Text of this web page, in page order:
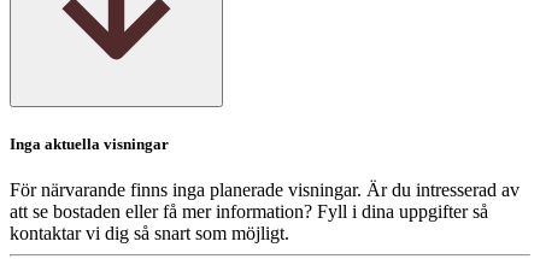
Inga aktuella visningar
För närvarande finns inga planerade visningar. Är du intresserad av
att se bostaden eller få mer information? Fyll i dina uppgifter så
kontaktar vi dig så snart som möjligt.